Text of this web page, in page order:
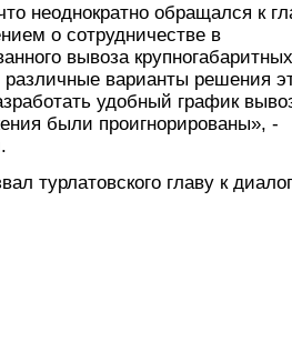
неоднократно обращался к
о сотрудничестве в
вывоза крупногабаритных
различные варианты решения
удобный график
были проигнорированы», -
турлатовского главу к